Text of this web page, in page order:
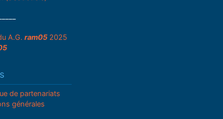
A.G. ram052025
de partenariats
générales